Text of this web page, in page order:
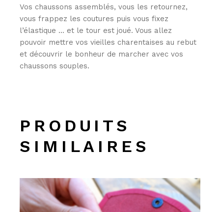
Vos chaussons assemblés, vous les retournez,
vous frappez les coutures puis vous fixez
l’élastique … et le tour est joué. Vous allez
pouvoir mettre vos vieilles charentaises au rebut
et découvrir le bonheur de marcher avec vos
chaussons souples.
PRODUITS
SIMILAIRES